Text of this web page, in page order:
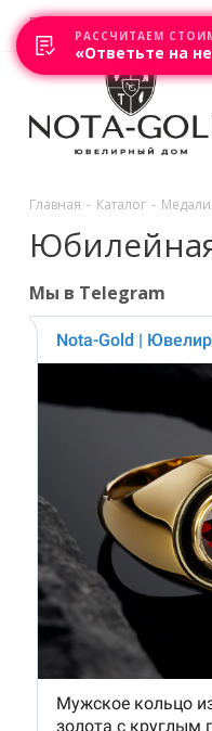
Главная Акции
Главная - Каталог - Медали
Мы в Telegram
РАССЧИТАЕМ
«Ответьте на